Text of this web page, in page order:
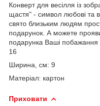
Конверт для весілля із
щастя" - символ любові та
свято близьким людям
подарунок. А можете
подарунка Ваші побажання
16
Ширина, см: 9
Матеріал: картон
Приховати